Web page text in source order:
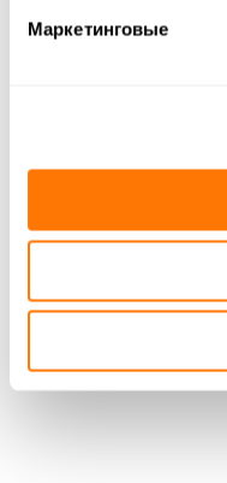
Маркетинговые